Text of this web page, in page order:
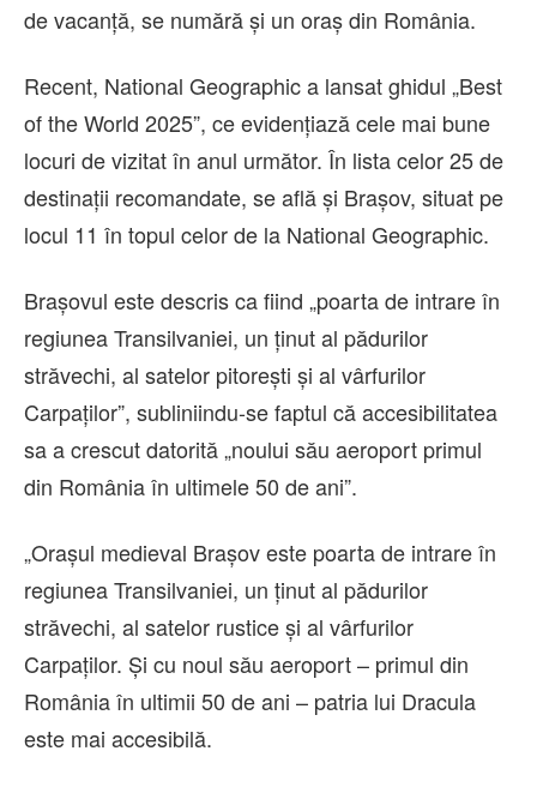
de vacanță, se numără și un oraș din România.
Recent, National Geographic a lansat ghidul „Best
of the World 2025”, ce evidențiază cele mai bune
locuri de vizitat în anul următor. În lista celor 25 de
destinații recomandate, se află și Brașov, situat pe
locul 11 în topul celor de la National Geographic.
Brașovul este descris ca fiind „poarta de intrare în
regiunea Transilvaniei, un ținut al pădurilor
străvechi, al satelor pitorești și al vârfurilor
Carpaților”, subliniindu-se faptul că accesibilitatea
sa a crescut datorită „noului său aeroport primul
din România în ultimele 50 de ani”.
„Orașul medieval Brașov este poarta de intrare în
regiunea Transilvaniei, un ținut al pădurilor
străvechi, al satelor rustice și al vârfurilor
Carpaților. Și cu noul său aeroport – primul din
România în ultimii 50 de ani – patria lui Dracula
este mai accesibilă.